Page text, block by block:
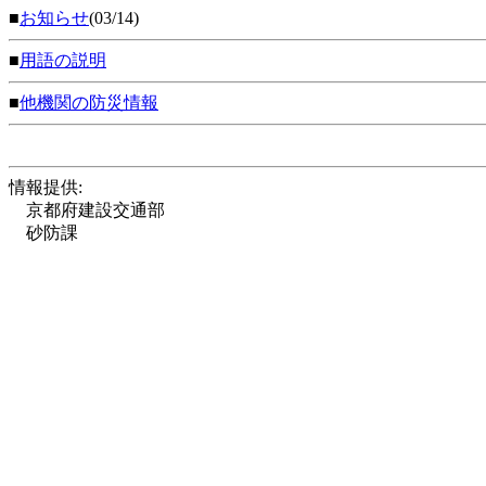
■お知らせ(03/14)
■用語の説明
■他機関の防災情報
情報提供:
京都府建設交通部
砂防課